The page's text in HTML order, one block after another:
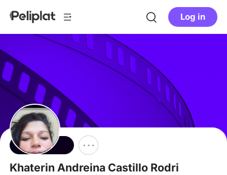
Log in
Follow
Khaterin Andreina Castillo Rodri